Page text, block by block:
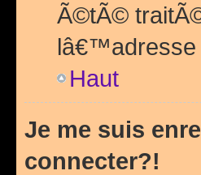
Ã©tÃ©
lâ€™adresse
Haut
Je me suis
connecter?!